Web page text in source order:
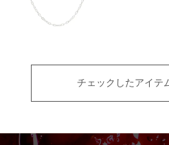
チェックしたアイテ